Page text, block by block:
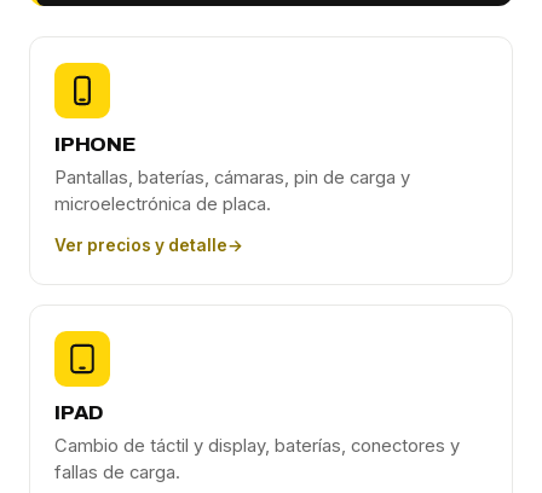
IPHONE
Pantallas, baterías, cámaras, pin de carga y
microelectrónica de placa.
Ver precios y detalle→
IPAD
Cambio de táctil y display, baterías, conectores y
fallas de carga.